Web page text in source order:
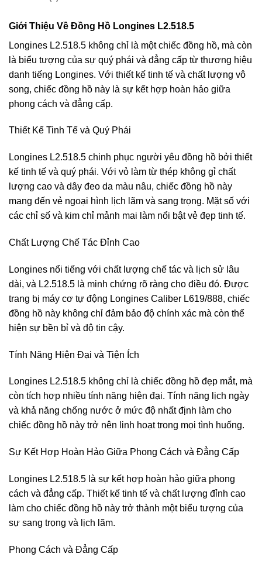
Giới Thiệu Về Đồng Hồ Longines L2.518.5
Longines L2.518.5 không chỉ là một chiếc đồng hồ, mà còn
là biểu tượng của sự quý phái và đẳng cấp từ thương hiệu
danh tiếng Longines. Với thiết kế tinh tế và chất lượng vô
song, chiếc đồng hồ này là sự kết hợp hoàn hảo giữa
phong cách và đẳng cấp.
Thiết Kế Tinh Tế và Quý Phái
Longines L2.518.5 chinh phục người yêu đồng hồ bởi thiết
kế tinh tế và quý phái. Với vỏ làm từ thép không gỉ chất
lượng cao và dây đeo da màu nâu, chiếc đồng hồ này
mang đến vẻ ngoại hình lịch lãm và sang trọng. Mặt số với
các chỉ số và kim chỉ mảnh mai làm nổi bật vẻ đẹp tinh tế.
Chất Lượng Chế Tác Đỉnh Cao
Longines nổi tiếng với chất lượng chế tác và lịch sử lâu
dài, và L2.518.5 là minh chứng rõ ràng cho điều đó. Được
trang bị máy cơ tự động Longines Caliber L619/888, chiếc
đồng hồ này không chỉ đảm bảo độ chính xác mà còn thể
hiện sự bền bỉ và độ tin cậy.
Tính Năng Hiện Đại và Tiện Ích
Longines L2.518.5 không chỉ là chiếc đồng hồ đẹp mắt, mà
còn tích hợp nhiều tính năng hiện đại. Tính năng lịch ngày
và khả năng chống nước ở mức độ nhất định làm cho
chiếc đồng hồ này trở nên linh hoạt trong mọi tình huống.
Sự Kết Hợp Hoàn Hảo Giữa Phong Cách và Đẳng Cấp
Longines L2.518.5 là sự kết hợp hoàn hảo giữa phong
cách và đẳng cấp. Thiết kế tinh tế và chất lượng đỉnh cao
làm cho chiếc đồng hồ này trở thành một biểu tượng của
sự sang trọng và lịch lãm.
Phong Cách và Đẳng Cấp